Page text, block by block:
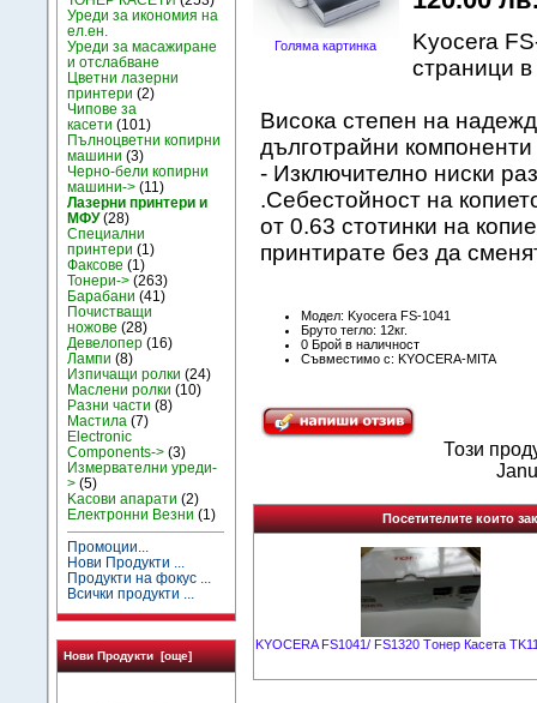
Уреди за икономия на
ел.ен.
Уреди за масажиране
и отслабване
Цветни лазерни
принтери (2)
Чипове за
касети (101)
Пълноцветни копирни
машини (3)
Черно-бели копирни
машини-> (11)
Лазерни принтери и
МФУ(28)
Специални
принтери (1)
Факсове (1)
Тонери-> (263)
Барабани (41)
Почистващи
ножове (28)
Девелопер (16)
Лампи (8)
Изпичащи ролки (24)
Маслени ролки (10)
Разни части (8)
Мастила (7)
Electronic
Components-> (3)
Измервателни уреди-
> (5)
Kасови апарати (2)
Електронни Везни (1)
Промоции...
Нови Продукти ...
Продукти на фокус ...
Всички продукти ...
Нови Продукти [още]
Голяма картинка
Kyocera
страници
Висока степен на
дълготрайни
- Изключително ниски
.Себестойност на
от 0.63 стотинки на
принтирате без да
Модел: Kyocera FS-1041
Бруто тегло: 12кг.
0 Брой в наличност
Съвместимо с: KYOCERA-MITA
Този
Посетителите които
KYOCERA FS1041/ FS1320 Tонер Касета